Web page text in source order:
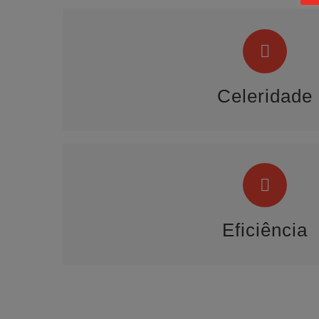
Celeridade
Celeridade
Resposta imediata e
Eficiência
Eficiência
Melhoria dos procedimentos de